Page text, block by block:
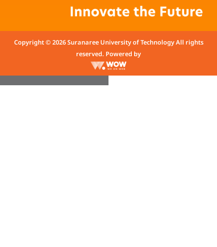
Copyright © 2026 Suranaree University of Technology All rights
reserved. Powered by